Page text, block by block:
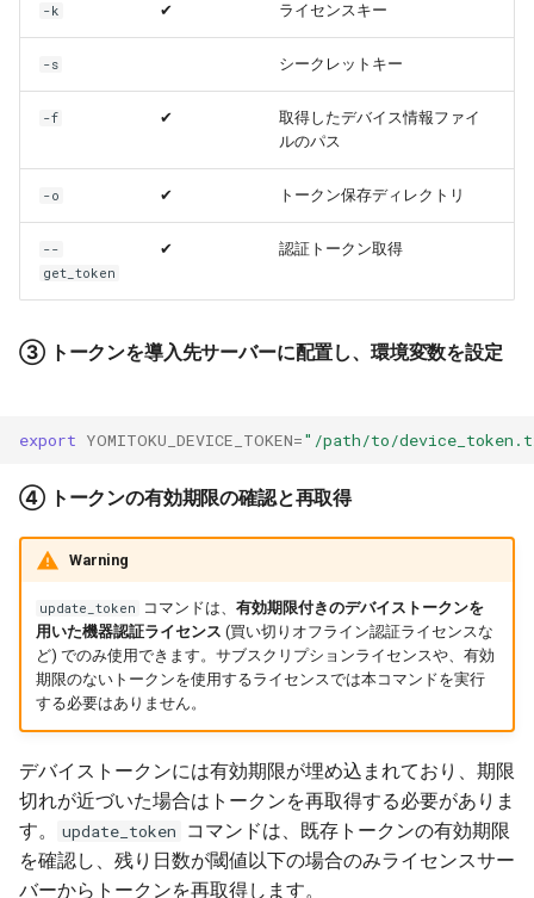
-k ✔ ライセンスキー
-s シークレットキー
-f ✔
取得したデバイス情報ファイ
ルのパス
-o ✔ トークン保存ディレクトリ
--
get_token
✔ 認証トークン取得
③ トークンを導入先サーバーに配置し、環境変数を設定
export YOMITOKU_DEVICE_TOKEN="/path/to/
④ トークンの有効期限の確認と再取得
Warning
update_token コマンドは、 有効期限付きのデバイストークンを
用いた機器認証ライセンス (買い切りオフライン認証ライセンスな
ど) でのみ使用できます。サブスクリプションライセンスや、有効
期限のないトークンを使用するライセンスでは本コマンドを実行
する必要はありません。
デバイストークンには有効期限が埋め込まれており、期限
切れが近づいた場合はトークンを再取得する必要がありま
す。
update_token
コマンドは、既存トークンの有効期限
を確認し、残り日数が閾値以下の場合のみライセンスサー
バーからトークンを再取得します。